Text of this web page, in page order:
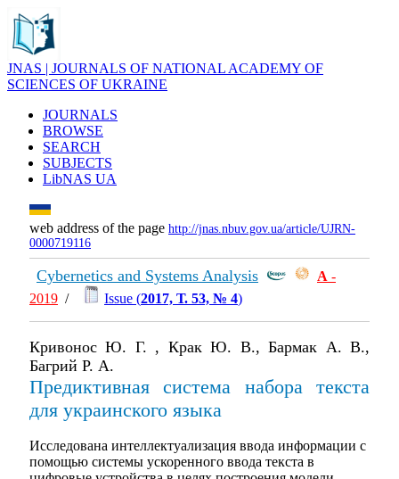
JNAS | JOURNALS OF NATIONAL ACADEMY OF
SCIENCES OF UKRAINE
JOURNALS
BROWSE
SEARCH
SUBJECTS
LibNAS UA
web address of the page http://jnas.nbuv.gov.ua/article/UJRN-
0000719116
Cybernetics and Systems Analysis А -
2019 / Issue (2017, Т. 53, № 4)
Кривонос Ю. Г. , Крак Ю. В., Бармак А. В.,
Багрий Р. А.
Предиктивная система набора текста
для украинского языка
Исследована интеллектуализация ввода информации с
помощью системы ускоренного ввода текста в